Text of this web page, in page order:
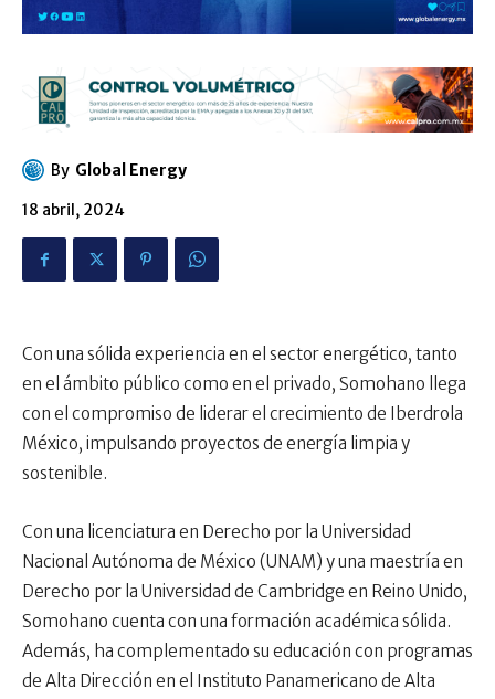
By Global Energy
18 abril, 2024
Con una sólida experiencia en el sector energético, tanto
en el ámbito público como en el privado, Somohano llega
con el compromiso de liderar el crecimiento de Iberdrola
México, impulsando proyectos de energía limpia y
sostenible.
Con una licenciatura en Derecho por la Universidad
Nacional Autónoma de México (UNAM) y una maestría en
Derecho por la Universidad de Cambridge en Reino Unido,
Somohano cuenta con una formación académica sólida.
Además, ha complementado su educación con programas
de Alta Dirección en el Instituto Panamericano de Alta